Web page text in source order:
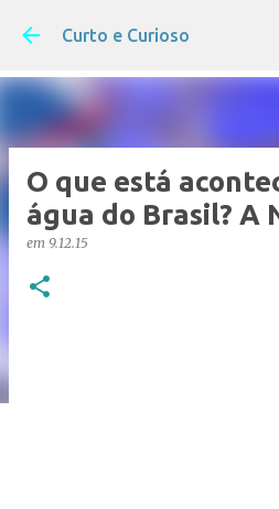
Pular para o
Curto e Curioso
O que está
água do Brasil? A
em 9.12.15